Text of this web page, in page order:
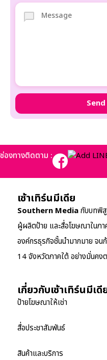
ช่องทางติดตาม :
เซ้าเทิร์นมีเดีย
Southern Mediaกับบทพิสู
ผู้ผลิตป้าย และสื่อโฆษณาในภา
องค์กรธุรกิจชั้นนำมากมาย จน
14 จังหวัดภาคใต้ อย่างมั่นคง
เกี่ยวกับเซ้าเทิร์นมีเดี
ป้ายโฆษณาให้เช่า
สื่อประชาสัมพันธ์
สินค้าและบริการ